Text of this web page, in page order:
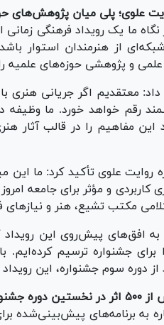
علوی؛ پلی میان پژوهش‌های
نگاه ما یک رویداد فرهنگی
از هنرمندان استوار
و پژوهشی حوزه‌های علمیه
داد: معتقدیم اگر جریانی
رقم خواهد خورد. ما وظیفه
مفاهیم را در قالب آثار
روایت علوی تأکید کرد: ما این
کاربردی و مؤثر برای جامعه
مکتب تشیع، هنر و
به افق‌های پیش‌روی این
برای جشنواره ترسیم
دوره سوم جشنواره، این رویداد
جشنواره
به برنامه‌های پیش‌بینی‌شده